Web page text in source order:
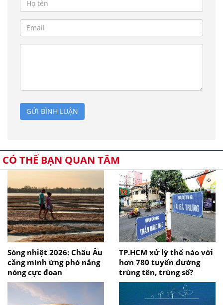
GỬI BÌNH LUẬN
CÓ THỂ BẠN QUAN TÂM
Sóng nhiệt 2026: Châu Âu
căng mình ứng phó nắng
nóng cực đoan
TP.HCM xử lý thế nào với
hơn 780 tuyến đường
trùng tên, trùng số?